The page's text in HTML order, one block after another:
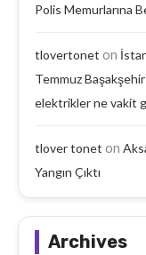
Polis Memurlarına
tlovertonet on
Temmuz
elektrikler ne vakit
tlover tonet on
Yangın Çıktı
Archives